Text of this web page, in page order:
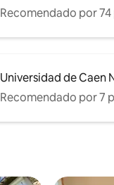
Recomendado por
Universidad de Caen
Recomendado por 7